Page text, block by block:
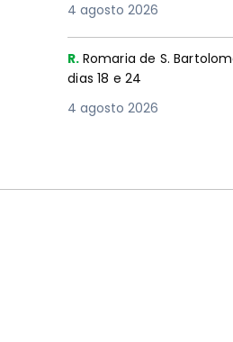
4 agosto 2026
R. Romaria de S.
dias 18 e 24
4 agosto 2026